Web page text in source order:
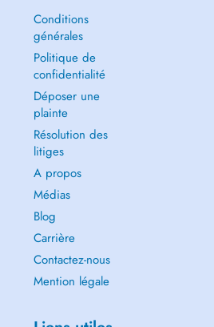
Conditions
générales
Politique de
confidentialité
Déposer une
plainte
Résolution des
litiges
A propos
Médias
Blog
Carrière
Contactez-nous
Mention légale